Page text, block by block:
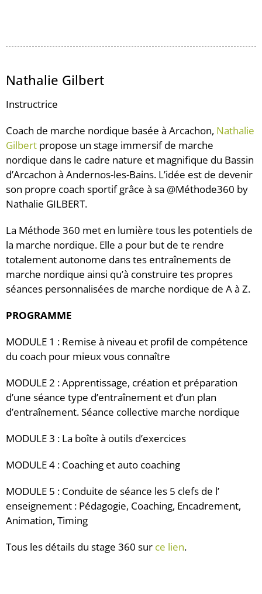
Nathalie Gilbert
Instructrice
Coach de marche nordique basée à Arcachon, Nathalie
Gilbert propose un stage immersif de marche
nordique dans le cadre nature et magnifique du Bassin
d’Arcachon à Andernos-les-Bains. L’idée est de devenir
son propre coach sportif grâce à sa @Méthode360 by
Nathalie GILBERT.
La Méthode 360 met en lumière tous les potentiels de
la marche nordique. Elle a pour but de te rendre
totalement autonome dans tes entraînements de
marche nordique ainsi qu’à construire tes propres
séances personnalisées de marche nordique de A à Z.
PROGRAMME
MODULE 1 : Remise à niveau et profil de compétence
du coach pour mieux vous connaître
MODULE 2 : Apprentissage, création et préparation
d’une séance type d’entraînement et d’un plan
d’entraînement. Séance collective marche nordique
MODULE 3 : La boîte à outils d’exercices
MODULE 4 : Coaching et auto coaching
MODULE 5 : Conduite de séance les 5 clefs de l’
enseignement : Pédagogie, Coaching, Encadrement,
Animation, Timing
Tous les détails du stage 360 sur ce lien.